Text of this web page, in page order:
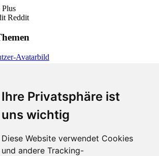
Ihre Privatsphäre ist
uns wichtig
Diese Website verwendet Cookies
und andere Tracking-
Plus
Reddit
für Kenianer
19. April 2019, 19:48
Arbeit und Selbstständig
aus letztem Kenia-Urlaub
- 2. Juni 2019, 18:46 - Gute Erlebnisse in Kenia